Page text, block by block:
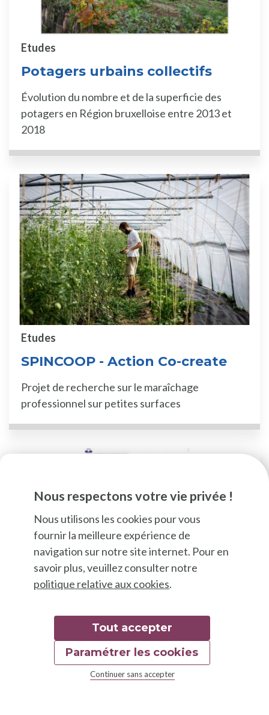
Nous respectons votre vie privée !
Nous utilisons les cookies pour vous
fournir la meilleure expérience de
navigation sur notre site internet. Pour en
savoir plus, veuillez consulter notre
politique relative aux cookies.
Tout accepter
Continuer sans accepter
Paramétrer les cookies
Potagers urbains collectifs
Etudes
Évolution du nombre et de la superficie des
potagers en Région bruxelloise entre 2013 et
2018
SPINCOOP - Action Co-create
Etudes
Projet de recherche sur le maraîchage
professionnel sur petites surfaces
Evaluation de la production
agricole primaire
Evaluation de la production agricole primaire